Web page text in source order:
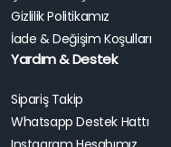
Gizlilik Politikamız
İade & Değişim Koşulları
Yardım & Destek
Sipariş Takip
Whatsapp Destek Hattı